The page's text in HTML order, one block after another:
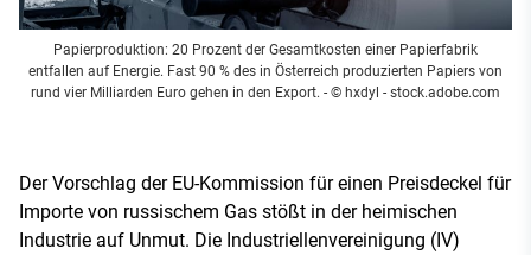
Papierproduktion: 20 Prozent der Gesamtkosten einer Papierfabrik
entfallen auf Energie. Fast 90 % des in Österreich produzierten Papiers von
rund vier Milliarden Euro gehen in den Export. - © hxdyl - stock.adobe.com
Der Vorschlag der EU-Kommission für einen Preisdeckel für
Importe von russischem Gas stößt in der heimischen
Industrie auf Unmut. Die Industriellenvereinigung (IV)